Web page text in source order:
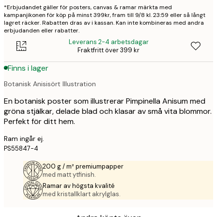
*Erbjudandet gäller för posters, canvas & ramar märkta med
kampanjikonen för köp på minst 399kr, fram till 9/8 kl. 23:59 eller så långt
lagret räcker. Rabatten dras av i kassan. Kan inte kombineras med andra
erbjudanden eller rabatter.
Leverans 2-4 arbetsdagar
Fraktfritt över 399 kr
Finns i lager
Botanisk Anisisört Illustration
En botanisk poster som illustrerar Pimpinella Anisum med
gröna stjälkar, delade blad och klasar av små vita blommor.
Perfekt för ditt hem.
Ram ingår ej.
PS55847-4
200 g / m² premiumpapper
med matt ytfinish.
Ramar av högsta kvalité
med kristallklart akrylglas.